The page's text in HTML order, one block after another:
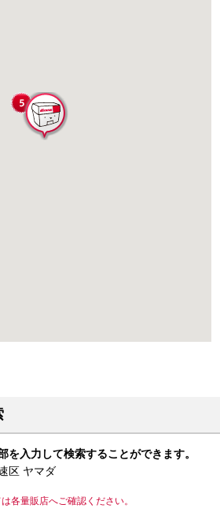
を入力して検索することができます。
区 ヤマダ
各量販店へご確認ください。